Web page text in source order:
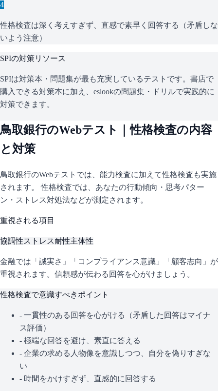
4
性格検査は深く考えすぎず、直感で素早く回答する（矛盾しな
いよう注意）
SPIの対策リソース
SPIは対策本・問題集が最も充実しているテストです。書店で
購入できる対策本に加え、eslookの問題集・ドリルで実践的に
対策できます。
鳥取銀行のWebテスト｜性格検査の内容
と対策
鳥取銀行のWebテストでは、能力検査に加えて性格検査も実施
されます。 性格検査では、あなたの行動傾向・思考パター
ン・ストレス対処法などが測定されます。
重視される項目
協調性ストレス耐性主体性
金融では「誠実さ」「コンプライアンス意識」「顧客志向」が
重視されます。信頼感が伝わる回答を心がけましょう。
性格検査で意識すべきポイント
- 一貫性のある回答を心がける（矛盾した回答はマイナ
ス評価）
- 極端な回答を避け、素直に答える
- 企業の求める人物像を意識しつつ、自分を偽りすぎな
い
- 時間をかけすぎず、直感的に回答する